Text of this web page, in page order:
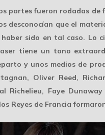
partes fueron rodadas de
desconocían que el
sido en tal caso. Lo
tiene un tono
y unos medios de
Oliver Reed,
Faye
Reyes de Francia